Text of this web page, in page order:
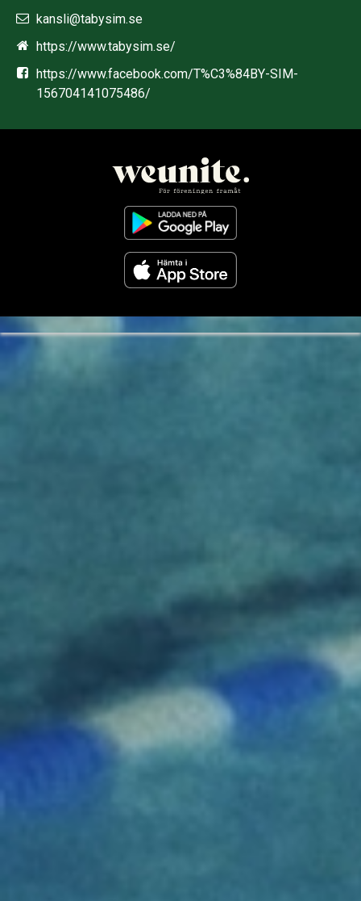
kansli@tabysim.se
https://www.tabysim.se/
https://www.facebook.com/T%C3%84BY-SIM-
156704141075486/